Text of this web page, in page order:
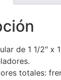
de 1 1/2″ x 1
totales: